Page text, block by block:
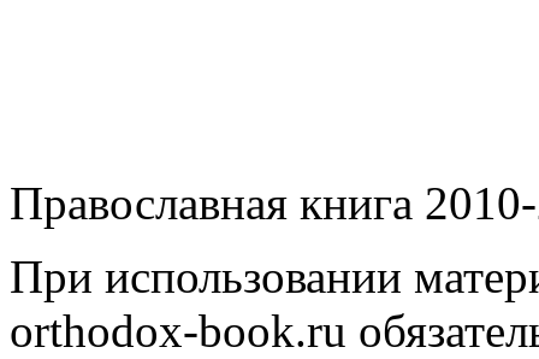
Православная книга
При использовании
orthodox-book.ru